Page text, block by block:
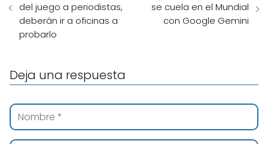
del juego a periodistas,
deberán ir a oficinas a
probarlo
se cuela en el Mundial
con Google Gemini
Deja una respuesta